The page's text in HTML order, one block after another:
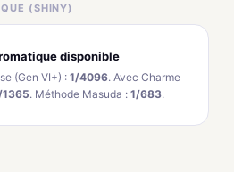
(SHINY)
disponible
(Gen VI+) : 1/4096. Avec Charme
1365. Méthode Masuda : 1/683.